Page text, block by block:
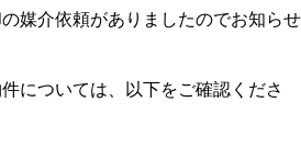
媒介依頼がありましたのでお知らせ
については、以下をご確認くださ